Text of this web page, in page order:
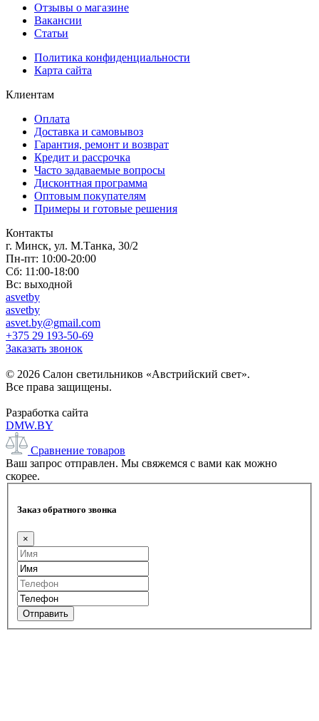
Отзывы о магазине
Вакансии
Статьи
Политика конфиденциальности
Карта сайта
Клиентам
Оплата
Доставка и самовывоз
Гарантия, ремонт и возврат
Кредит и рассрочка
Часто задаваемые вопросы
Дисконтная программа
Оптовым покупателям
Примеры и готовые решения
Контакты
г. Минск, ул. М.Танка, 30/2
Пн-пт: 10:00-20:00
Сб: 11:00-18:00
Вс: выходной
asvetby
asvetby
asvet.by@gmail.com
+375 29 193-50-69
Заказать звонок
© 2026 Салон светильников «Австрийский свет».
Все права защищены.
Разработка сайта
DMW.BY
Сравнение товаров
Ваш запрос отправлен. Мы свяжемся с вами как можно
скорее.
Заказ обратного звонка
×
Отправить